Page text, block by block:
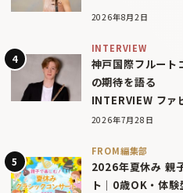
2026年8月2日
INTERVIEW
神戸国際フルート
の期待を語る
INTERVIEW ファ
2026年7月28日
FROM編集部
2026年夏休み 親
ト｜0歳OK・体